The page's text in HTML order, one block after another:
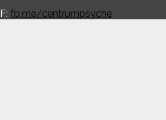
F: fb.me/centrumpsyche